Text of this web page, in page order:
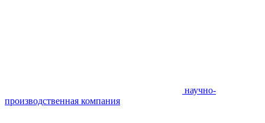
научно-
производственная компания